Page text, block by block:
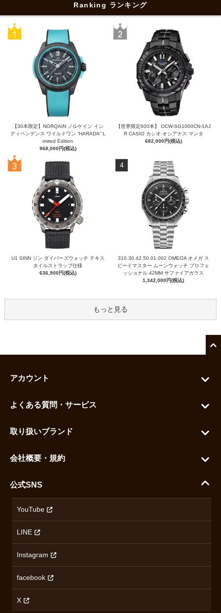
Ranking ランキング
【30本限定】NORQAIN ノルケイン イン
ディペンデンス ワイルドワン “HARADA” L
imited Edition
968,000円(税込)
【世界限定600本】 OCW-SG1000CN-1AJ
R CASIO カシオ オシアナス マンタ
682,000円(税込)
U1 SINN ジン ダイバーズウォッチ テキス
タイルストラップ仕様
636,900円(税込)
4
310.30.42.50.01.002 OMEGA オメガ ス
ピードマスター ムーンウォッチ プロフェ
ッショナル 42MM サファイアガラス
1,342,000円(税込)
もっと見る
アカウント
お気に入りを見る
よくある質問・サービス
ご利用ガイド
配送・送料について
ハラダの保証とアフターサービス
取り扱いブランド
セイコー
カシオ
オリエントスター
ロンジン
チューダー
会社概要・規約
沿革
プライバシーポリシー
無断転載・商用利用について
コンテンツ制作ポリシーおよび生成AIの利用指針
公式SNS
YouTube
LINE
Instagram
facebook
X